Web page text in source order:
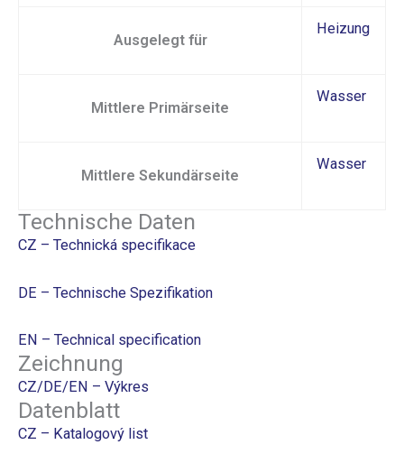
Ausgelegt für
Heizung
Mittlere Primärseite
Wasser
Mittlere Sekundärseite
Wasser
Technische Daten
CZ – Technická specifikace
DE – Technische Spezifikation
EN – Technical specification
Zeichnung
CZ/DE/EN – Výkres
Datenblatt
CZ – Katalogový list